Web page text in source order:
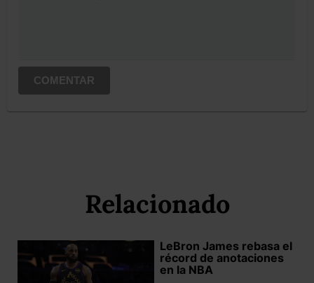
COMENTAR
Relacionado
LeBron James rebasa el
récord de anotaciones
en la NBA